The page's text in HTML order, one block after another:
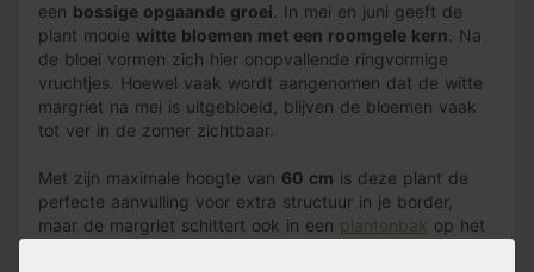
een bossige opgaande groei . In mei en juni geeft de
plant mooie witte bloemen met een roomgele kern . Na
de bloei vormen zich hier onopvallende ringvormige
vruchtjes. Hoewel vaak wordt aangenomen dat de witte
margriet na mei is uitgebloeid, blijven de bloemen vaak
tot ver in de zomer zichtbaar.
Met zijn maximale hoogte van 60 cm is deze plant de
perfecte aanvulling voor extra structuur in je border,
maar de margriet schittert ook in een plantenbak op het